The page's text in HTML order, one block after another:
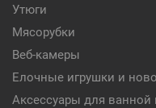
Утюги
Мясорубки
Веб-камеры
Елочные игрушки и
Аксессуары для ванной